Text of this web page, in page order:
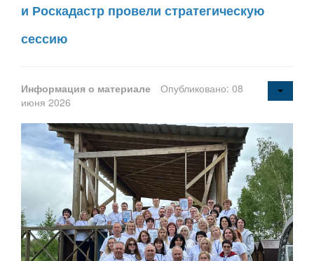
и Роскадастр провели стратегическую
сессию
Информация о материале
Опубликовано: 08
июня 2026